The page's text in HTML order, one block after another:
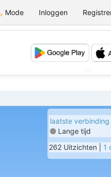
Mode Inloggen
laatste verbinding
Lange tijd
262 Uitzichten | 1